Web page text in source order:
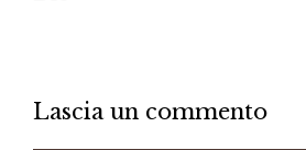
Lascia un commento